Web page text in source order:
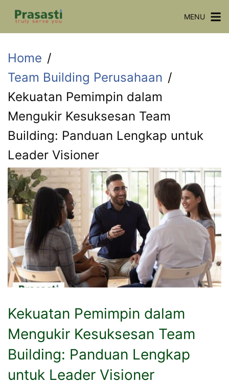
Skip
MENU
Home
Team Building Perusahaan
Kekuatan Pemimpin dalam
Mengukir Kesuksesan Team
Building: Panduan Lengkap untuk
Leader Visioner
Kekuatan Pemimpin dalam
Mengukir Kesuksesan Team
Building: Panduan Lengkap
untuk Leader Visioner